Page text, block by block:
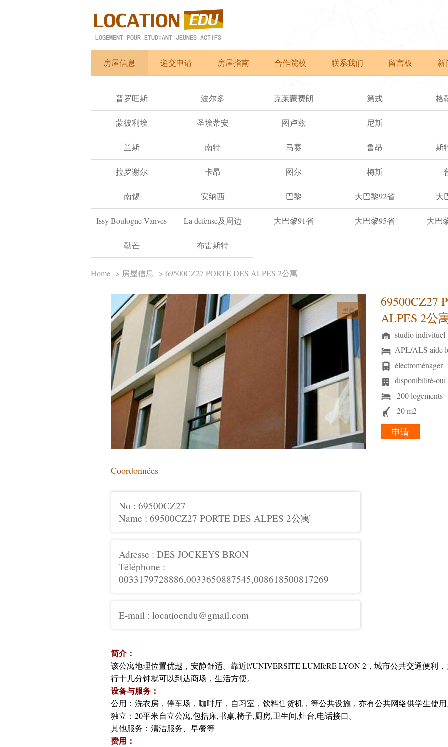
房屋信息 递交申请 房屋指南 合作院校 联系我们 留言板 新
普罗旺斯 波尔多 克莱蒙费朗 第戎 格
蒙彼利埃 圣埃蒂安 图卢兹 尼斯
兰斯 南特 马赛 鲁昂 斯
拉罗谢尔 卡昂 图尔 梅斯
南锡 安纳西 巴黎 大巴黎92省 大
Issy Boulogne Vanves La defense及周边 大巴黎91省 大巴黎95省 大巴
勒芒 布雷斯特
Home > 房屋信息 > 69500CZ27 PORTE DES ALPES 2公寓
里昂
Coordonnées
No : 69500CZ27
Name : 69500CZ27 PORTE DES ALPES 2公寓
Adresse : DES JOCKEYS BRON
Téléphone :
0033179728886,0033650887545,008618500817269
E-mail : locatioendu@gmail.com
69500CZ27
ALPES 2公
studio indivituel
APL/ALS aide
électroménager
disponibilité-oui
200 logements
20 m2
简介：
该公寓地理位置优越，安静舒适。靠近l\'UNIVERSITE LUMIèRE LYON 2，城市公共交通便利
行十几分钟就可以到达商场，生活方便。
设备与服务：
公用：洗衣房，停车场，咖啡厅，自习室，饮料售货机，等公共设施，亦有公共网络供学生使
独立：20平米自立公寓,包括床,书桌,椅子,厨房,卫生间,灶台,电话接口。
其他服务：清洁服务、早餐等
费用：